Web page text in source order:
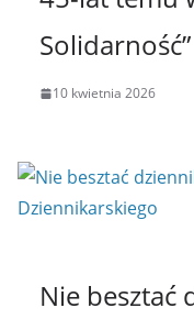
Solidarność”
10 kwietnia 2026
Nie besztać